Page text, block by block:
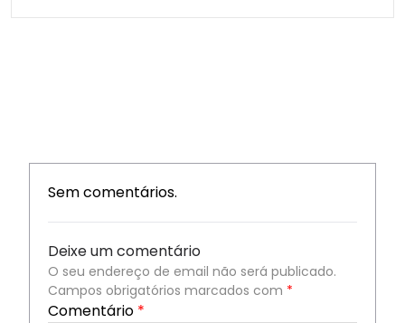
Sem comentários.
Deixe um comentário
O seu endereço de email não será publicado.
Campos obrigatórios marcados com *
Comentário *